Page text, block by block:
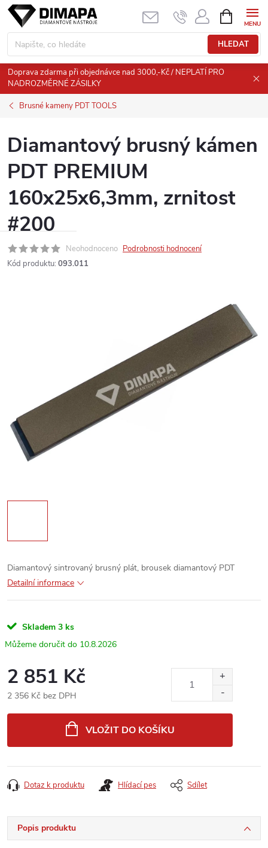
Přejít
obsah
HLEDAT
NÁKUPNÍ
KOŠÍK
Doprava zdarma při objednávce nad 3000,-Kč / NEPLATÍ PRO
NADROZMĚRNÉ ZÁSILKY
Brusné kameny PDT TOOLS
Diamantový brusný kámen
PDT PREMIUM
160x25x6,3mm, zrnitost
#200
Neohodnoceno Podrobnosti hodnocení
Kód produktu: 093.011
Diamantový sintrovaný brusný plát, brousek diamantový PDT
Detailní informace
Skladem 3 ks
10.8.2026
2 851 Kč
2 356 Kč bez DPH
VLOŽIT DO KOŠÍKU
Dotaz k produktu Hlídací pes Sdílet
Popis produktu